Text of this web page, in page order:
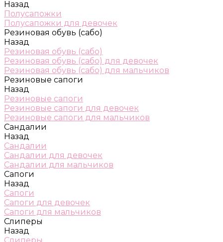
Назад
Полусапожки
Полусапожки для девочек
Резиновая обувь (сабо)
Назад
Резиновая обувь (сабо)
Резиновая обувь (сабо) для девочек
Резиновая обувь (сабо) для мальчиков
Резиновые сапоги
Назад
Резиновые сапоги
Резиновые сапоги для девочек
Резиновые сапоги для мальчиков
Сандалии
Назад
Сандалии
Сандалии для девочек
Сандалии для мальчиков
Сапоги
Назад
Сапоги
Сапоги для девочек
Сапоги для мальчиков
Слиперы
Назад